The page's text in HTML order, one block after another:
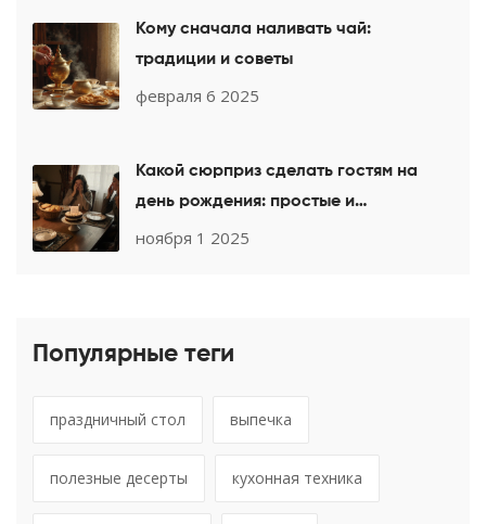
Кому сначала наливать чай:
традиции и советы
февраля 6 2025
Какой сюрприз сделать гостям на
день рождения: простые и
запоминающиеся идеи
ноября 1 2025
Популярные теги
праздничный стол выпечка
полезные десерты кухонная техника